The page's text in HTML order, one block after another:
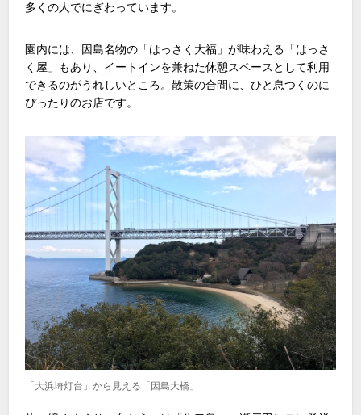
多くの人でにぎわっています。
園内には、因島名物の「はっさく大福」が味わえる「はっさ
く屋」もあり、イートインを兼ねた休憩スペースとして利用
できるのがうれしいところ。散策の合間に、ひと息つくのに
ぴったりのお店です。
「大浜埼灯台」から見える「因島大橋」